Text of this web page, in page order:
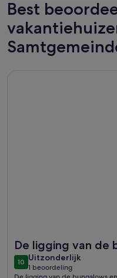
beoordelingen)
Best
De ligging van de
zwembad
1010 op 10
Uitzonderlijk
uitzonderlijk
1 beoordeling
(1
Meer informatie over